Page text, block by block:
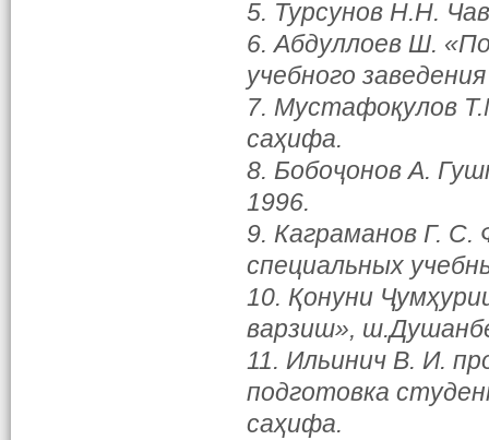
5. Турсунов Н.Н.
6. Абдуллоев Ш.
учебного
7. Мустафоқулов
саҳифа.
8. Бобоҷонов А.
1996.
9. Каграманов Г. С.
специальных
10. Қонуни
варзиш»,
11. Ильинич В. И.
подготовка
саҳифа.